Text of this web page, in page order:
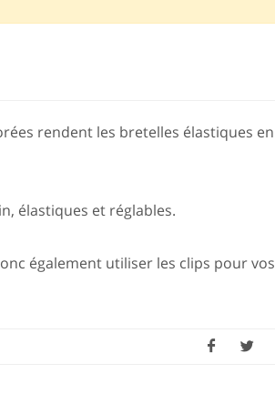
rendent les bretelles élastiques en
élastiques et réglables.
également utiliser les clips pour vos